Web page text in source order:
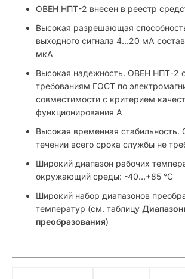
ОВЕН НПТ-2 внесен в реестр
Высокая разрешающая
выходного сигнала 4…20 мА
мкА
Высокая надежность. ОВЕН НПТ-2
требованиям ГОСТ по
совместимости с критерием
функционирования А
Высокая временная
течении всего срока службы не
Широкий диапазон рабочих
окружающий среды: -40…+85 °С
Широкий набор диапазонов
температур (см. таблицу
преобразования)